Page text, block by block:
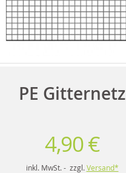
PE Gitternetz
4,90 €
inkl. MwSt. - zzgl. Versand*